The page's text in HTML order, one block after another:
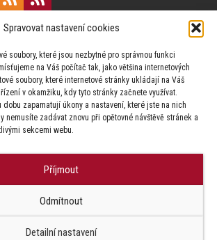
Spravovat nastavení cookies
soubory, které jsou nezbytné pro správnou funkci
na Váš počítač tak, jako většina internetových
soubory, které internetové stránky ukládají na Váš
v okamžiku, kdy tyto stránky začnete využívat.
dobu zapamatují úkony a nastavení, které jste na nich
nemusíte zadávat znovu při opětovné návštěvě stránek a
sekcemi webu.
Příjmout
Odmítnout
Detailní nastavení
130 00 Praha 3
obsah odpovídají jednotliví autoři.